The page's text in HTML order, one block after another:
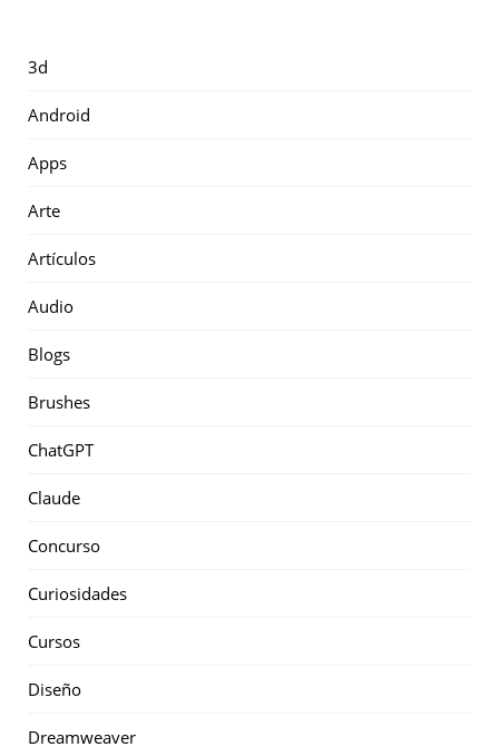
3d
Android
Apps
Arte
Artículos
Audio
Blogs
Brushes
ChatGPT
Claude
Concurso
Curiosidades
Cursos
Diseño
Dreamweaver